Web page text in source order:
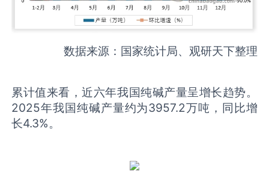
数据来源：国家统计局、观研天下整理
累计值来看，近六年我国纯碱产量呈增长趋势。
2025年我国纯碱产量约为3957.2万吨，同比增
长4.3%。